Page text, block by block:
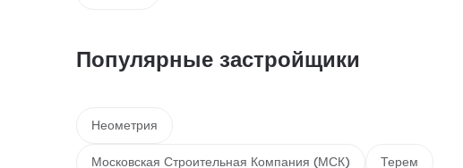
Популярные застройщики
Неометрия
Московская Строительная Компания (МСК) Терем